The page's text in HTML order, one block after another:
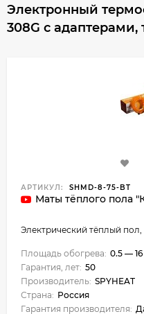
Электронный
308G с
АРТИКУЛ: SHMD-8-75-BT
Маты тёплого пола
​Электрический тёплый пол,
Площадь обогрева: 0.5 —
Гарантия, лет: 50
Производитель: SPYHEAT
Страна: Россия
Гарантия производителя: